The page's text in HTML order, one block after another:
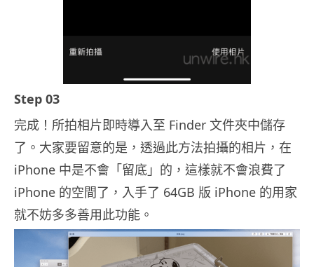
Step 03
完成！所拍相片即時導入至 Finder 文件夾中儲存
了。大家要留意的是，透過此方法拍攝的相片，在
iPhone 中是不會「留底」的，這樣就不會浪費了
iPhone 的空間了，入手了 64GB 版 iPhone 的用家
就不妨多多善用此功能。